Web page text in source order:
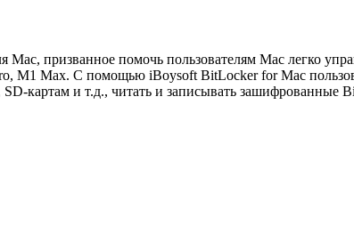
призванное помочь пользователям Mac легко
M1 Max. С помощью iBoysoft BitLocker for Mac
картам и т.д., читать и записывать